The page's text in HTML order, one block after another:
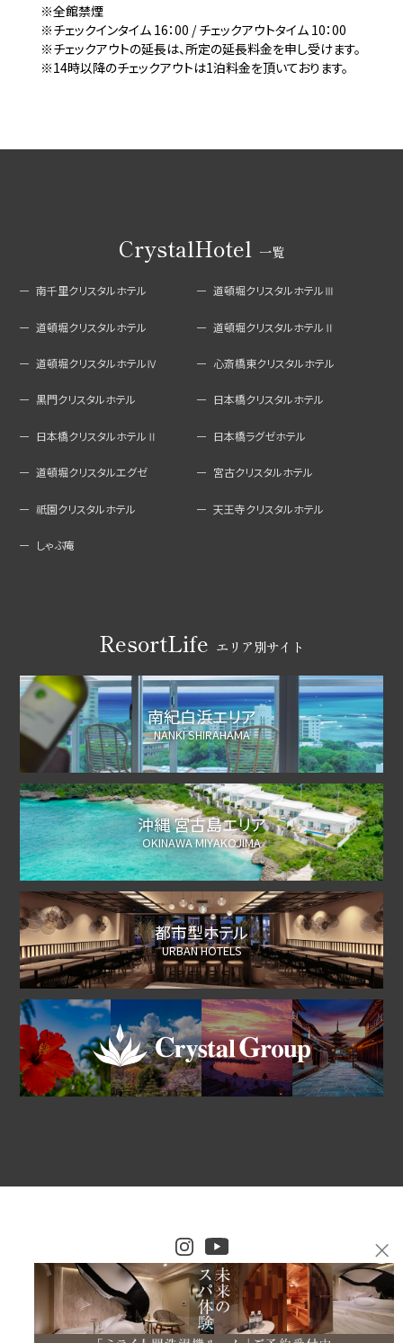
※全館禁煙
※チェックインタイム 16：00 / チェックアウトタイム 10：00
※チェックアウトの延長は、所定の延長料金を申し受けます。
※14時以降のチェックアウトは1泊料金を頂いております。
CrystalHotel 一覧
南千里クリスタルホテル 道頓堀クリスタルホテルⅢ
道頓堀クリスタルホテル 道頓堀クリスタルホテルⅡ
道頓堀クリスタルホテルⅣ 心斎橋東クリスタルホテル
黒門クリスタルホテル 日本橋クリスタルホテル
日本橋クリスタルホテルⅡ 日本橋ラグゼホテル
道頓堀クリスタルエグゼ 宮古クリスタルホテル
祇園クリスタルホテル 天王寺クリスタルホテル
しゃぶ庵
ResortLife エリア別サイト
南紀白浜エリア
NANKI SHIRAHAMA
沖縄 宮古島エリア
OKINAWA MIYAKOJIMA
都市型ホテル
URBAN HOTELS
プライバシーポリシー
Copyright© Resortlife All rights reserved.